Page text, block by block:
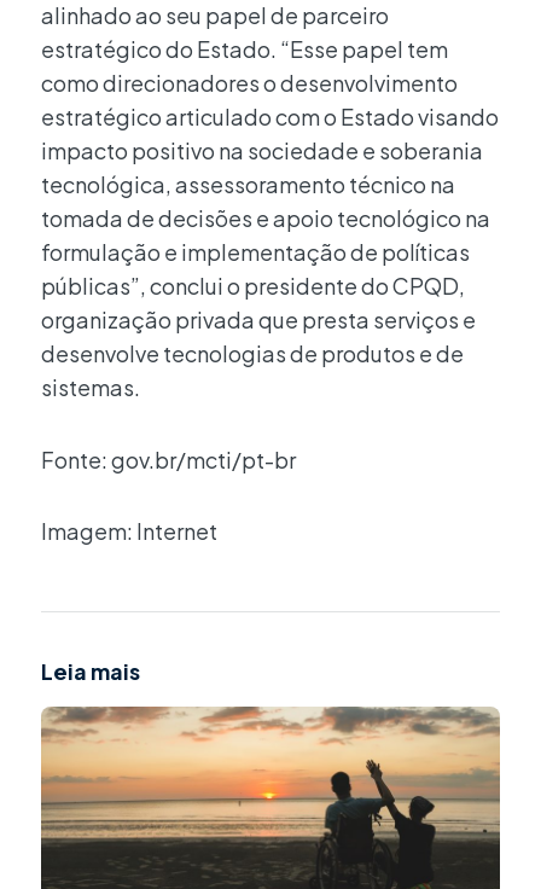
alinhado ao seu papel de parceiro
estratégico do Estado. “Esse papel tem
como direcionadores o desenvolvimento
estratégico articulado com o Estado visando
impacto positivo na sociedade e soberania
tecnológica, assessoramento técnico na
tomada de decisões e apoio tecnológico na
formulação e implementação de políticas
públicas”, conclui o presidente do CPQD,
organização privada que presta serviços e
desenvolve tecnologias de produtos e de
sistemas.
Fonte: gov.br/mcti/pt-br
Imagem: Internet
Leia mais